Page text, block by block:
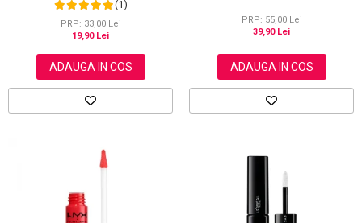
(1)
PRP: 33,00 Lei
19,90 Lei
ADAUGA IN COS
PRP: 55,00 Lei
39,90 Lei
ADAUGA IN COS